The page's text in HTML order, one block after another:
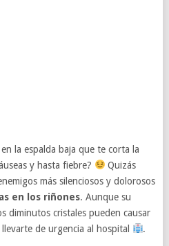
la espalda baja que te corta la
y hasta fiebre?
Quizás
más silenciosos y dolorosos
en los riñones. Aunque su
diminutos cristales pueden causar
de urgencia al hospital .